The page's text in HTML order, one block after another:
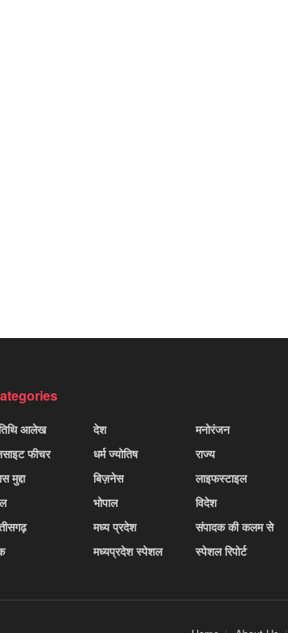
आलेख
फीचर
मुद्दा
देश
धर्म ज्योतिष
बिज़नेस
भोपाल
मध्य प्रदेश
मध्यप्रदेश स्पेशल
मनोरंजन
राज्य
लाइफस्टाइल
विदेश
संपादक की कलम से
स्पेशल रिपोर्ट